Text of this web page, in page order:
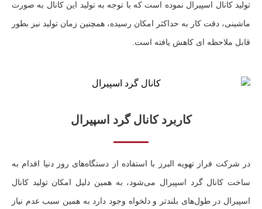
تولید کانال اسپیرال نموده است که با توجه به تولید این کانال به صورت
ماشینی، دقت کار به حداکثر امکان رسیده، همچنین زمان تولید نیز بطور
قابل ملاحظه ای کاهش یافته است.
کاربرد کانال گرد اسپیرال
در شرکت فراز تهویه البرز با استفاده از دستگاه‌های روز دنیا اقدام به
ساخت کانال گرد اسپیرال می‌شود، به همین دلیل امکان تولید کانال
اسپیرال در طول‌های بلندتر و دلخواه وجود دارد به همین سبب عدم نیاز